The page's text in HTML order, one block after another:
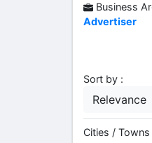
Business
Advertiser
Sort by :
Relevance
Cities / Towns